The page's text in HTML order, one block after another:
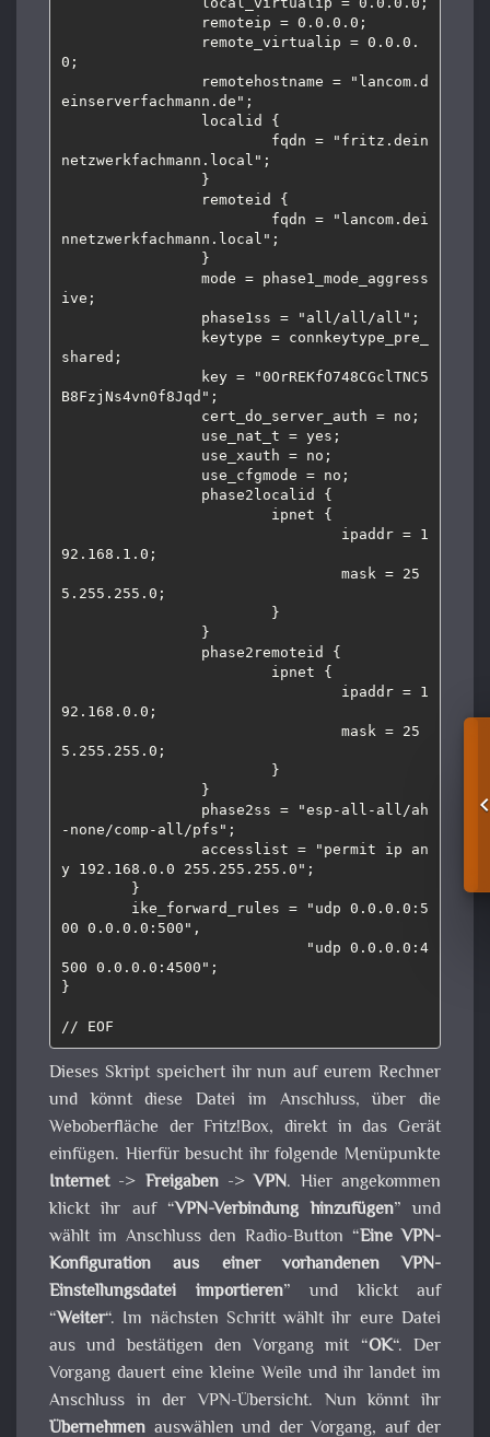
0;
einserverfachmann.de";
netzwerkfachmann.local";
nnetzwerkfachmann.local";
ive;
shared;
B8FzjNs4vn0f8Jqd";
92.168.1.0;
5.255.255.0;
92.168.0.0;
5.255.255.0;
-none/comp-all/pfs";
y 192.168.0.0 255.255.255.0";
00 0.0.0.0:500",
500 0.0.0.0:4500";
}
// EOF
Dieses Skript speichert ihr nun auf eurem Rechner
und könnt diese Datei im Anschluss, über die
Weboberfläche der Fritz!Box, direkt in das Gerät
einfügen. Hierfür besucht ihr folgende Menüpunkte
Internet -> Freigaben->VPN. Hier angekommen
klickt ihr auf “VPN-Verbindung hinzufügen” und
wählt im Anschluss den Radio-Button “Eine VPN-
Konfiguration aus einer vorhandenen VPN-
Einstellungsdatei importieren” und klickt auf
“Weiter“. Im nächsten Schritt wählt ihr eure Datei
aus und bestätigen den Vorgang mit “OK“. Der
Vorgang dauert eine kleine Weile und ihr landet im
Anschluss in der VPN-Übersicht. Nun könnt ihr
Übernehmen auswählen und der Vorgang, auf der